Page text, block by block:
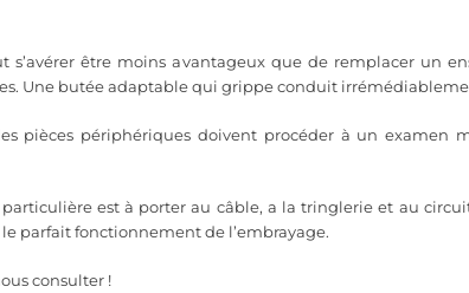
être moins avantageux que de remplacer un
Une butée adaptable qui grippe conduit
pièces périphériques doivent procéder à un
est à porter au câble, a la tringlerie et au
parfait fonctionnement de l’embrayage.
consulter !